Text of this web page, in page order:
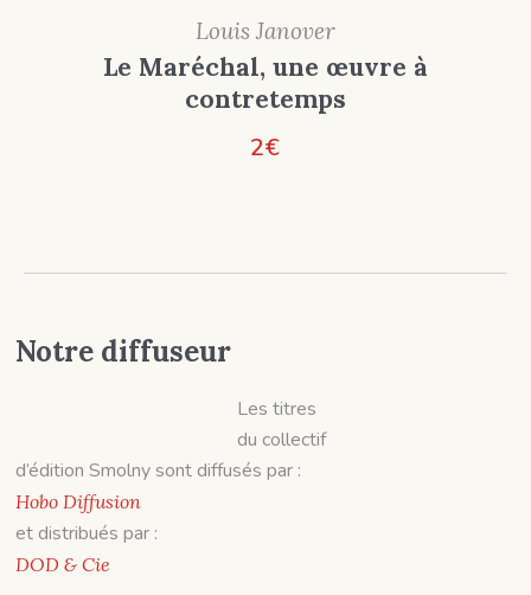
Louis Janover
Le Maréchal, une œuvre à
contretemps
2€
Notre diffuseur
Les titres
du collectif
d’édition Smolny sont diffusés par :
Hobo Diffusion
et distribués par :
DOD & Cie